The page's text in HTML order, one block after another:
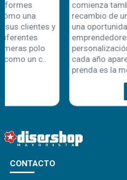
impresión cuenta, y los
juegan un papel clave en cómo
empresa se presenta ante sus
colaboradores. Entre las
alternativas textiles, las
han logrado consolidarse como
CONTACTO